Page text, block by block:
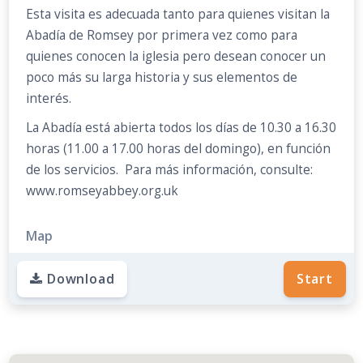
Esta visita es adecuada tanto para quienes visitan la
Abadía de Romsey por primera vez como para
quienes conocen la iglesia pero desean conocer un
poco más su larga historia y sus elementos de
interés.
La Abadía está abierta todos los días de 10.30 a 16.30
horas (11.00 a 17.00 horas del domingo), en función
de los servicios. Para más información, consulte:
www.romseyabbey.org.uk
Map
Start
Download